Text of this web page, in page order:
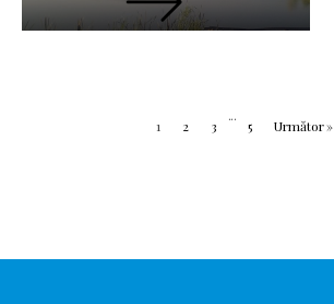
1 2 3
...
5 Următor »